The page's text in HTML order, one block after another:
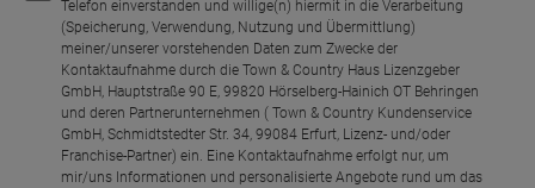
Telefon einverstanden und willige(n) hiermit in die Verarbeitung
(Speicherung, Verwendung, Nutzung und Übermittlung)
meiner/unserer vorstehenden Daten zum Zwecke der
Kontaktaufnahme durch die Town & Country Haus Lizenzgeber
GmbH, Hauptstraße 90 E, 99820 Hörselberg-Hainich OT Behringen
und deren Partnerunternehmen ( Town & Country Kundenservice
GmbH, Schmidtstedter Str. 34, 99084 Erfurt, Lizenz- und/oder
Franchise-Partner) ein. Eine Kontaktaufnahme erfolgt nur, um
mir/uns Informationen und personalisierte Angebote rund um das